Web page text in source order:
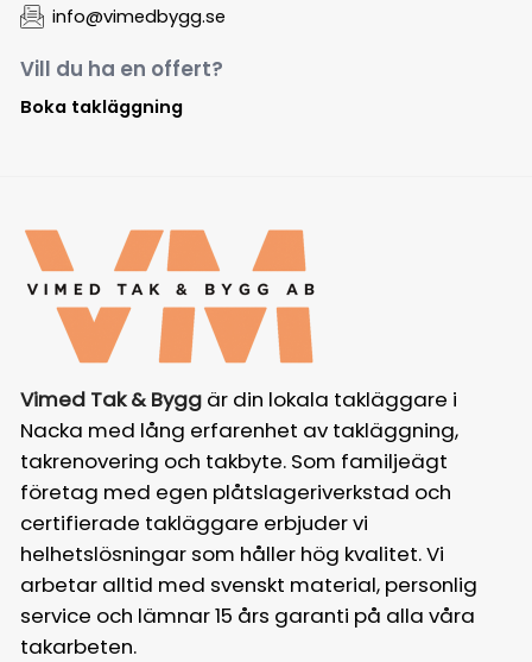
info@vimedbygg.se
Vill du ha en offert?
Boka takläggning
Vimed Tak & Byggär din lokala takläggare i
Nacka med lång erfarenhet av takläggning,
takrenovering och takbyte. Som familjeägt
företag med egen plåtslageriverkstad och
certifierade takläggare erbjuder vi
helhetslösningar som håller hög kvalitet. Vi
arbetar alltid med svenskt material, personlig
service och lämnar 15 års garanti på alla våra
takarbeten.